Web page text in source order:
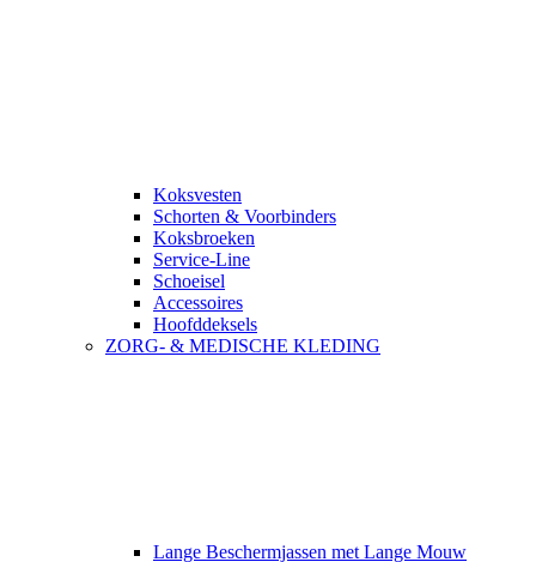
Koksvesten
Schorten & Voorbinders
Koksbroeken
Service-Line
Schoeisel
Accessoires
Hoofddeksels
ZORG- & MEDISCHE KLEDING
Lange Beschermjassen met Lange Mouw